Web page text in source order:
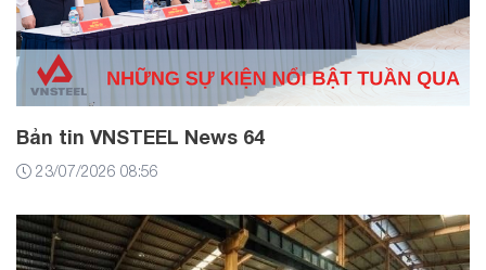
Bản tin VNSTEEL News 64
23/07/2026 08:56